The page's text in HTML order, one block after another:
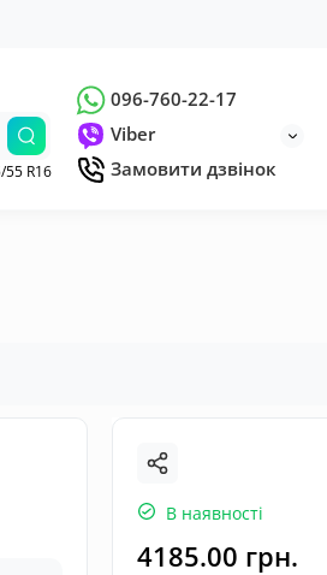
096-760-22-17
Viber
Замовити дзвінок
55 R16
В наявності
4185.00 грн.